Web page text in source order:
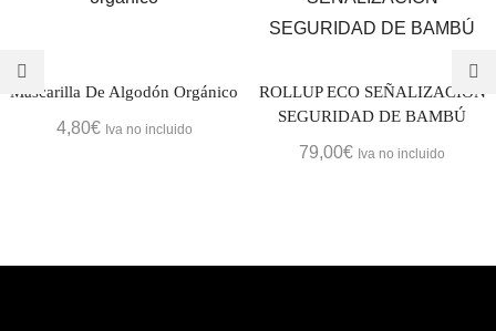
Mascarilla De Algodón Orgánico
4,80€ Iva no incluido
ROLLUP ECO SEÑALIZACIÓN
SEGURIDAD DE BAMBÚ
79,00€ Iva no incluido